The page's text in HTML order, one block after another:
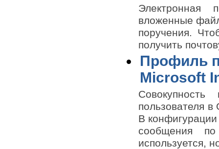
Электронная
вложенные
поручения.
получить
Профиль
Microsoft
пользователя
В конфигурации
сообщения
используется,